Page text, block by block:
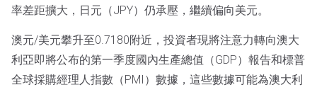
率差距擴大，日元（JPY）仍承壓，繼續偏向美元。
澳元/美元攀升至0.7180附近，投資者現將注意力轉向澳大
利亞即將公布的第一季度國內生產總值（GDP）報告和標普
全球採購經理人指數（PMI）數據，這些數據可能為澳大利